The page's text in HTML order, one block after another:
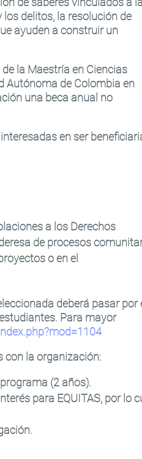
delitos, la resolución de
ayuden a construir un
la Maestría en Ciencias
Autónoma de Colombia en
una beca anual no
en ser
a los Derechos
de procesos
o en el
deberá pasar por
Para mayor
con la organización:
(2 años).
para EQUITAS, por lo